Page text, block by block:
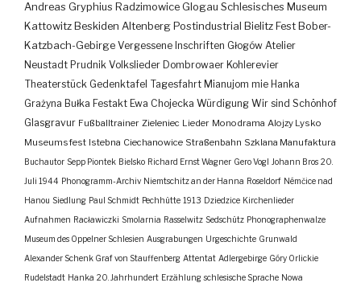
Andreas Gryphius Radzimowice Glogau Schlesisches Museum
Kattowitz Beskiden Altenberg Postindustrial Bielitz Fest Bober-
Katzbach-Gebirge Vergessene Inschriften Głogów Atelier
Neustadt Prudnik Volkslieder Dombrowaer Kohlerevier
Theaterstück Gedenktafel Tagesfahrt Mianujom mie Hanka
Grażyna Bułka Festakt Ewa Chojecka Würdigung Wir sind Schönhof
Glasgravur Fußballtrainer Zieleniec Lieder Monodrama Alojzy Lysko
Museumsfest Istebna Ciechanowice Straßenbahn Szklana Manufaktura
Buchautor Sepp Piontek Bielsko Richard Ernst Wagner Gero Vogl Johann Bros 20.
Juli 1944 Phonogramm-Archiv Niemtschitz an der Hanna Roseldorf Némčice nad
Hanou Siedlung Paul Schmidt Pechhütte 1913 Dziedzice Kirchenlieder
Aufnahmen Racławiczki Smolarnia Rasselwitz Sedschütz Phonographenwalze
Museum des Oppelner Schlesien Ausgrabungen Urgeschichte Grunwald
Alexander Schenk Graf von Stauffenberg Attentat Adlergebirge Góry Orlickie
Rudelstadt Hanka 20. Jahrhundert Erzählung schlesische Sprache Nowa